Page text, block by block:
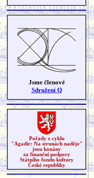
Jsme členové
Sdružení Q
Pořady z cyklu
"Agadir: Na strunách naděje"
jsou konány
za finanční podpory
Státního fondu kultury
České republiky